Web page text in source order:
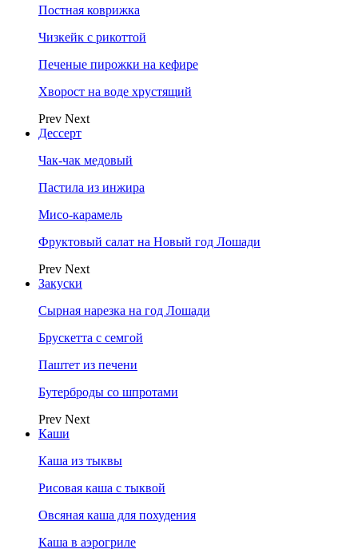
Постная коврижка
Чизкейк с рикоттой
Печеные пирожки на кефире
Хворост на воде хрустящий
Prev Next
Дессерт
Чак-чак медовый
Пастила из инжира
Мисо-карамель
Фруктовый салат на Новый год Лошади
Prev Next
Закуски
Сырная нарезка на год Лошади
Брускетта с семгой
Паштет из печени
Бутерброды со шпротами
Prev Next
Каши
Каша из тыквы
Рисовая каша с тыквой
Овсяная каша для похудения
Каша в аэрогриле